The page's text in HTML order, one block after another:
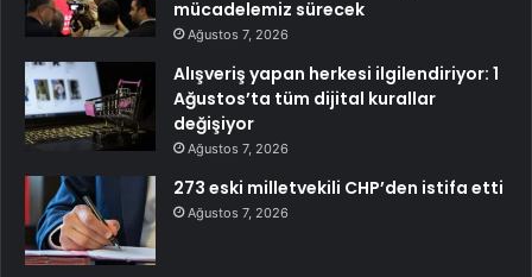
mücadelemiz sürecek
Ağustos 7, 2026
Alışveriş yapan herkesi ilgilendiriyor: 1
Ağustos’ta tüm dijital kurallar
değişiyor
Ağustos 7, 2026
273 eski milletvekili CHP’den istifa etti
Ağustos 7, 2026